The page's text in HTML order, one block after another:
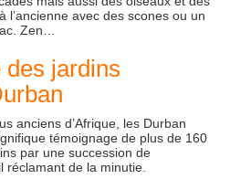
l’ancienne avec des scones ou un
Zen…
des jardins
anciens d’Afrique, les Durban
témoignage de plus de 160
par une succession de
réclamant de la minutie.